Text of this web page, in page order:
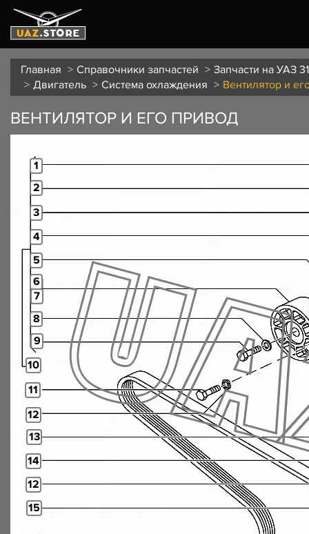
Главная Справочники запчастей
Запчасти на УАЗ
Двигатель
Система охлаждения Вентилятор и
ВЕНТИЛЯТОР И ЕГО ПРИВОД
1
2
3
4
5
6
7
8
9
10
11
12
12
13
14
15